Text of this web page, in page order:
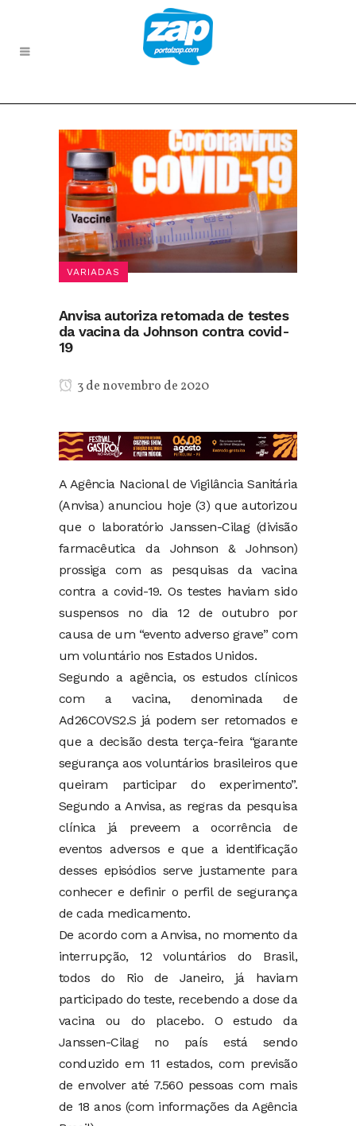
VARIADAS
Anvisa autoriza retomada de testes
da vacina da Johnson contra covid-
19
3 de novembro de 2020
A Agência Nacional de Vigilância Sanitária
(Anvisa) anunciou hoje (3) que autorizou
que o laboratório Janssen-Cilag (divisão
farmacêutica da Johnson & Johnson)
prossiga com as pesquisas da vacina
contra a covid-19. Os testes haviam sido
suspensos no dia 12 de outubro por
causa de um “evento adverso grave” com
um voluntário nos Estados Unidos.
Segundo a agência, os estudos clínicos
com a vacina, denominada de
Ad26COVS2.S já podem ser retomados e
que a decisão desta terça-feira “garante
segurança aos voluntários brasileiros que
queiram participar do experimento”.
Segundo a Anvisa, as regras da pesquisa
clínica já preveem a ocorrência de
eventos adversos e que a identificação
desses episódios serve justamente para
conhecer e definir o perfil de segurança
de cada medicamento.
De acordo com a Anvisa, no momento da
interrupção, 12 voluntários do Brasil,
todos do Rio de Janeiro, já haviam
participado do teste, recebendo a dose da
vacina ou do placebo. O estudo da
Janssen-Cilag no país está sendo
conduzido em 11 estados, com previsão
de envolver até 7.560 pessoas com mais
de 18 anos (com informações da Agência